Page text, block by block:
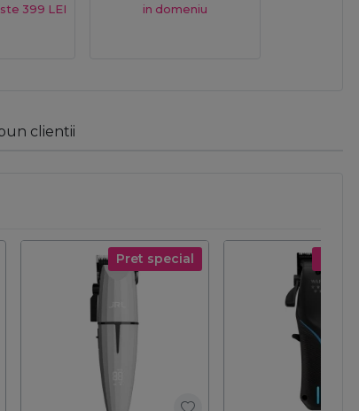
399 LEI
in domeniu
clientii
Pret special